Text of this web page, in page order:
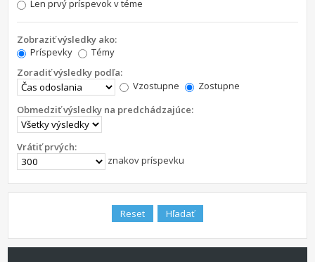
Len prvý príspevok v téme
Zobraziť výsledky ako:
Príspevky
Témy
Zoradiť výsledky podľa:
Vzostupne
Zostupne
Obmedziť výsledky na predchádzajúce:
Vrátiť prvých:
znakov príspevku